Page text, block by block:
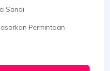
Sandi
Permintaan